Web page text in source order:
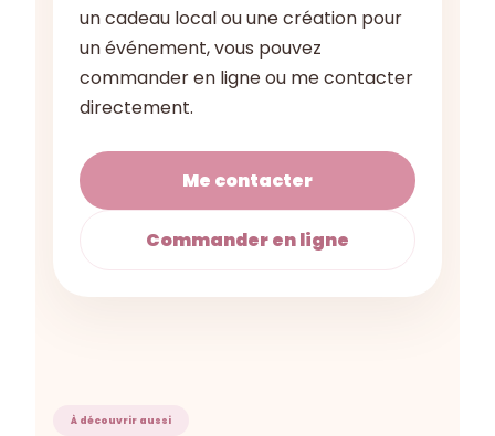
un cadeau local ou une création pour
un événement, vous pouvez
commander en ligne ou me contacter
directement.
Me contacter
Commander en ligne
À découvrir aussi